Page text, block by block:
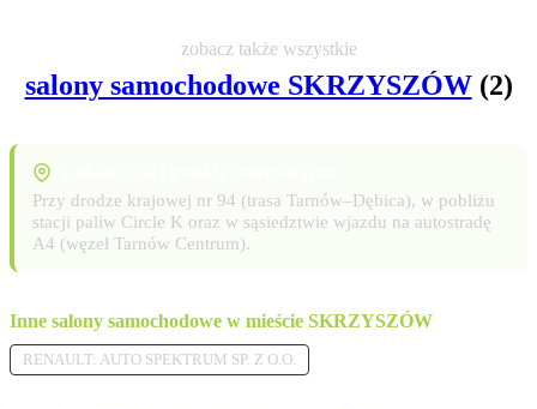
zobacz także wszystkie
salony samochodowe SKRZYSZÓW(2)
Przy drodze krajowej nr 94 (trasa Tarnów–Dębica), w pobliżu
stacji paliw Circle K oraz w sąsiedztwie wjazdu na autostradę
A4 (węzeł Tarnów Centrum).
Inne salony samochodowe w mieście SKRZYSZÓW
RENAULT: AUTO SPEKTRUM SP. Z O.O.